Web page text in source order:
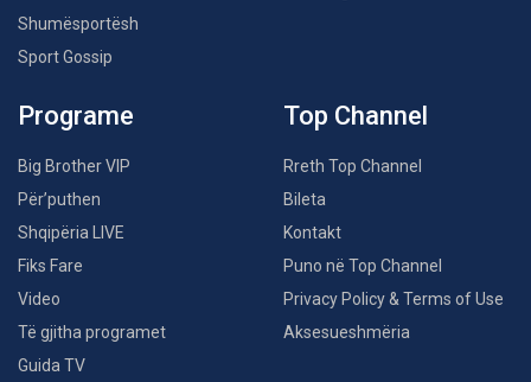
Shumësportësh
Sport Gossip
Programe
Big Brother VIP
Për’puthen
Shqipëria LIVE
Fiks Fare
Video
Të gjitha programet
Guida TV
Top Channel
Rreth Top Channel
Bileta
Kontakt
Puno në Top Channel
Privacy Policy & Terms of Use
Aksesueshmëria